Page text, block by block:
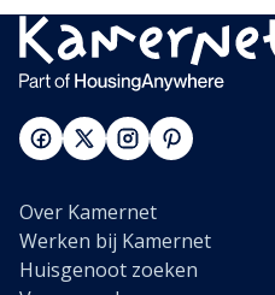
Over Kamernet
Werken bij Kamernet
Huisgenoot zoeken